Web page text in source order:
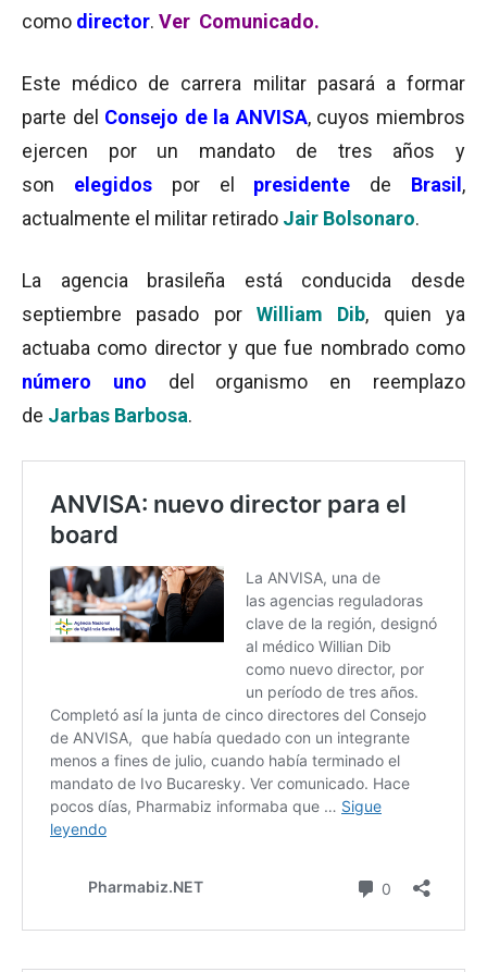
como director. Ver Comunicado.
Este médico de carrera militar pasará a formar
parte del Consejo de la ANVISA, cuyos miembros
ejercen por un mandato de tres años y
son elegidos por el presidente de Brasil ,
actualmente el militar retirado Jair Bolsonaro.
La agencia brasileña está conducida desde
septiembre pasado por William Dib, quien ya
actuaba como director y que fue nombrado como
número uno del organismo en reemplazo
de Jarbas Barbosa.